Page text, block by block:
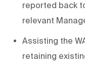
reported back
relevant
Assisting the
retaining